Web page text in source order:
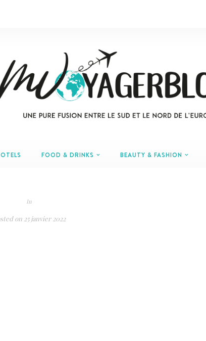
FOOD & DRINKS BEAUTY & FASHION
In
on25 janvier 2022